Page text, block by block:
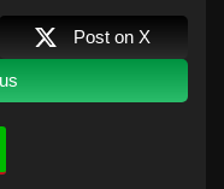
Post on X